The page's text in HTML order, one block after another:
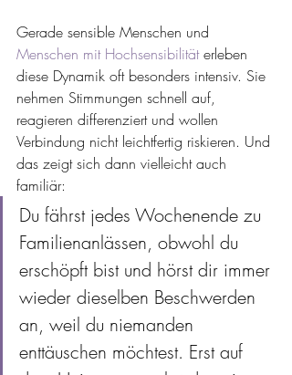
Gerade sensible Menschen und
Menschen mit Hochsensibilität erleben
diese Dynamik oft besonders intensiv. Sie
nehmen Stimmungen schnell auf,
reagieren differenziert und wollen
Verbindung nicht leichtfertig riskieren. Und
das zeigt sich dann vielleicht auch
familiär:
Du fährst jedes Wochenende zu
Familienanlässen, obwohl du
erschöpft bist und hörst dir immer
wieder dieselben Beschwerden
an, weil du niemanden
enttäuschen möchtest. Erst auf